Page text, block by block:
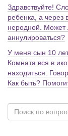
Здравствуйте!
ребенка, а через
неродной. Может
аннулироваться?
У меня сын 10
Комната вся в
находиться.
Как быть?